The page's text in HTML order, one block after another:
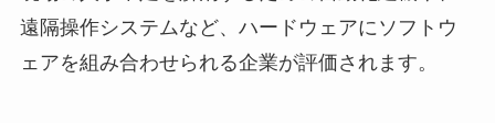
遠隔操作システムなど、ハードウェアにソフトウ
ェアを組み合わせられる企業が評価されます。